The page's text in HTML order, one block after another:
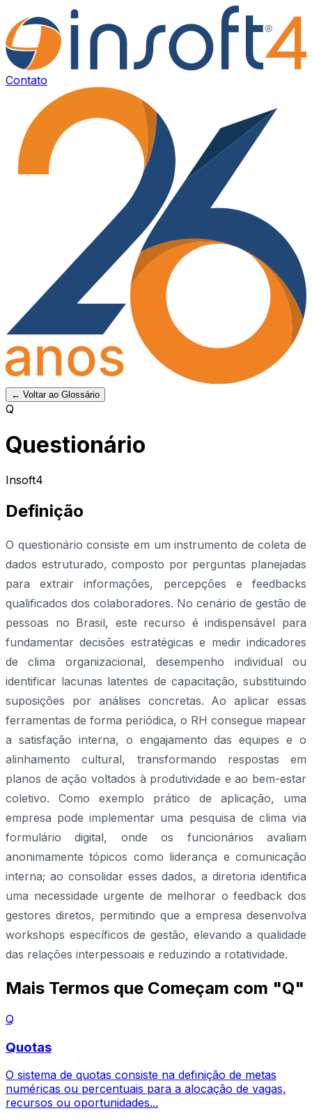
Contato
← Voltar ao Glossário
Q
Questionário
Insoft4
Definição
O questionário consiste em um instrumento de coleta de
dados estruturado, composto por perguntas planejadas
para extrair informações, percepções e feedbacks
qualificados dos colaboradores. No cenário de gestão de
pessoas no Brasil, este recurso é indispensável para
fundamentar decisões estratégicas e medir indicadores
de clima organizacional, desempenho individual ou
identificar lacunas latentes de capacitação, substituindo
suposições por análises concretas. Ao aplicar essas
ferramentas de forma periódica, o RH consegue mapear
a satisfação interna, o engajamento das equipes e o
alinhamento cultural, transformando respostas em
planos de ação voltados à produtividade e ao bem-estar
coletivo. Como exemplo prático de aplicação, uma
empresa pode implementar uma pesquisa de clima via
formulário digital, onde os funcionários avaliam
anonimamente tópicos como liderança e comunicação
interna; ao consolidar esses dados, a diretoria identifica
uma necessidade urgente de melhorar o feedback dos
gestores diretos, permitindo que a empresa desenvolva
workshops específicos de gestão, elevando a qualidade
das relações interpessoais e reduzindo a rotatividade.
Mais Termos que Começam com "Q"
Q
Quotas
O sistema de quotas consiste na definição de metas
numéricas ou percentuais para a alocação de vagas,
recursos ou oportunidades...